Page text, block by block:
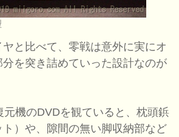
と比べて、零戦は意外に実にオ
を突き詰めていった設計なのが
機のDVDを観ていると、枕頭鋲
ト）や、隙間の無い脚収納部など